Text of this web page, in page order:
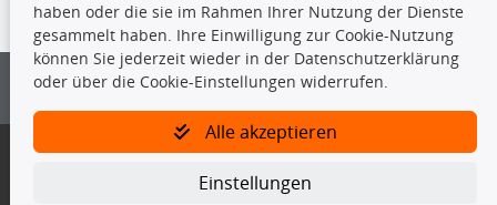
nicht kopiert werden.
Es ist zu unterlassen, die Daten oder die gesamte Datenbank ohne
vorherige Zustimmung von TecDoc zu vervielfältigen, zu verbreiten
und/oder diese Handlungen durch Dritte ausführen zu lassen. Ein
Bitte prüfen Sie, ob das über unseren Onlineshop identifizierte Ersatzteil
Gegebenenfalls sind ergänzende Informationen notwendig, um
haben oder die sie im Rahmen Ihrer Nutzung der Dienste
gesammelt haben. Ihre Einwilligung zur Cookie-Nutzung
können Sie jederzeit wieder in der Datenschutzerklärung
oder über die Cookie-Einstellungen widerrufen.
Alle akzeptieren
Einstellungen